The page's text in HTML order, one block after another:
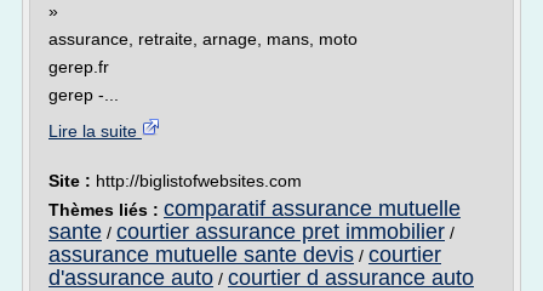
»
assurance, retraite, arnage, mans, moto
gerep.fr
gerep -...
Lire la suite
Site : http://biglistofwebsites.com
Thèmes liés : comparatif assurance mutuelle
sante / courtier assurance pret immobilier /
assurance mutuelle sante devis / courtier
d'assurance auto / courtier d assurance auto